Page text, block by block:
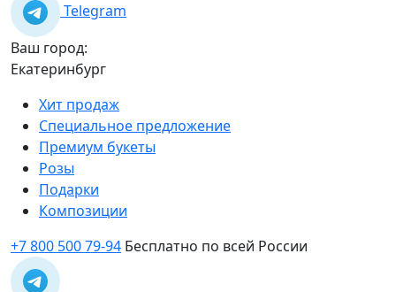
Telegram
Ваш город:
Екатеринбург
Хит продаж
Специальное предложение
Премиум букеты
Розы
Подарки
Композиции
+7 800 500 79-94 Бесплатно по всей России